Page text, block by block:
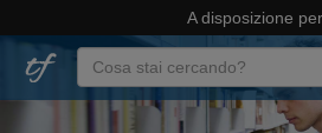
A disposizione